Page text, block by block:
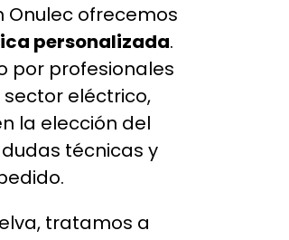
Onulec ofrecemos
personalizada.
por profesionales
eléctrico,
la elección del
técnicas y
tratamos a